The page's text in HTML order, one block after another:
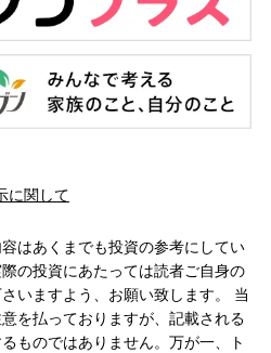
に関して
はあくまでも投資の参考にしてい
の投資にあたっては読者ご自身の
いますよう、お願い致します。 当
を払っておりますが、記載される
ものではありません。万が一、ト